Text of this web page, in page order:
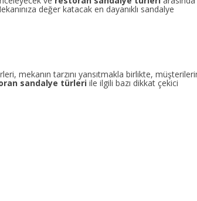
değer katacak en dayanıklı sandalye
mekanın tarzını yansıtmakla birlikte,
sandalye türleri ile ilgili bazı dikkat çekici